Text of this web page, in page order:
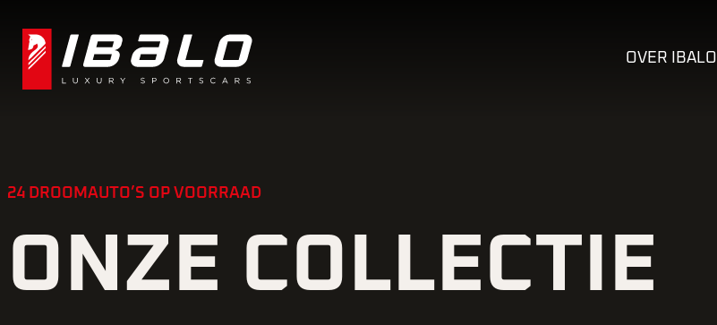
OVER IBALO
24 DROOMAUTO’S OP VOORRAAD
ONZE COLLECTIE